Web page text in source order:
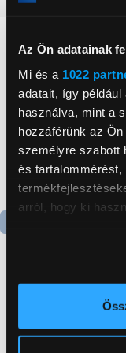
Az Ön adatainak
Mi és a 1022
adatait, így
használva, mint a
hozzáférünk az
személyre szabott
és
arról, hogy ki
Az Ön
Gorenje
by side